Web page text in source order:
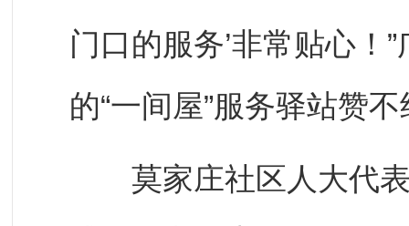
门口的服务’非常贴心！
的“一间屋”服务驿站赞
莫家庄社区人大代表